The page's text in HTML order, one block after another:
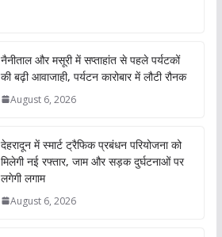
नैनीताल और मसूरी में सप्ताहांत से पहले पर्यटकों
की बढ़ी आवाजाही, पर्यटन कारोबार में लौटी रौनक
August 6, 2026
देहरादून में स्मार्ट ट्रैफिक प्रबंधन परियोजना को
मिलेगी नई रफ्तार, जाम और सड़क दुर्घटनाओं पर
लगेगी लगाम
August 6, 2026